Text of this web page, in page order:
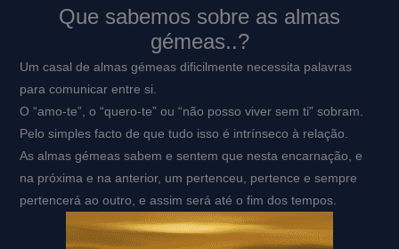
Que sabemos sobre as almas
gémeas..?
Um casal de almas gémeas dificilmente necessita palavras
para comunicar entre si.
O “amo-te”, o “quero-te” ou “não posso viver sem ti” sobram.
Pelo simples facto de que tudo isso é intrínseco à relação.
As almas gémeas sabem e sentem que nesta encarnação, e
na próxima e na anterior, um pertenceu, pertence e sempre
pertencerá ao outro, e assim será até o fim dos tempos.